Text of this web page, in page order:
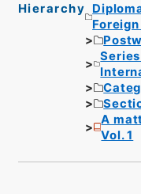
Hierarchy
A
Vol. 1